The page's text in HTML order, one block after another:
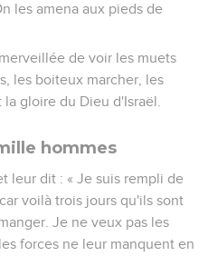
les amena aux pieds de
de voir les muets
les boiteux marcher, les
gloire du Dieu d'Israël.
hommes
leur dit : « Je suis rempli de
voilà trois jours qu'ils sont
Je ne veux pas les
forces ne leur manquent en